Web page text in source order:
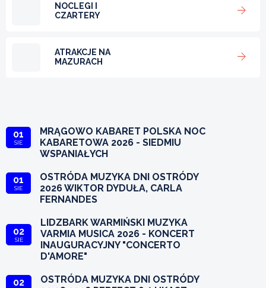
NOCLEGI I
CZARTERY
ATRAKCJE NA
MAZURACH
01
SIE
MRĄGOWO KABARET POLSKA NOC
KABARETOWA 2026 - SIEDMIU
WSPANIAŁYCH
01
SIE
OSTRÓDA MUZYKA DNI OSTRÓDY
2026 WIKTOR DYDUŁA, CARLA
FERNANDES
02
SIE
LIDZBARK WARMIŃSKI MUZYKA
VARMIA MUSICA 2026 - KONCERT
INAUGURACYJNY "CONCERTO
D'AMORE"
02
OSTRÓDA MUZYKA DNI OSTRÓDY